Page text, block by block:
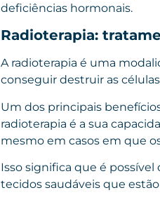
deficiências hormonais.
Radioterapia:
A radioterapia é uma
conseguir destruir as
Um dos principais
radioterapia é a sua
mesmo em casos em que
Isso significa que é
tecidos saudáveis que